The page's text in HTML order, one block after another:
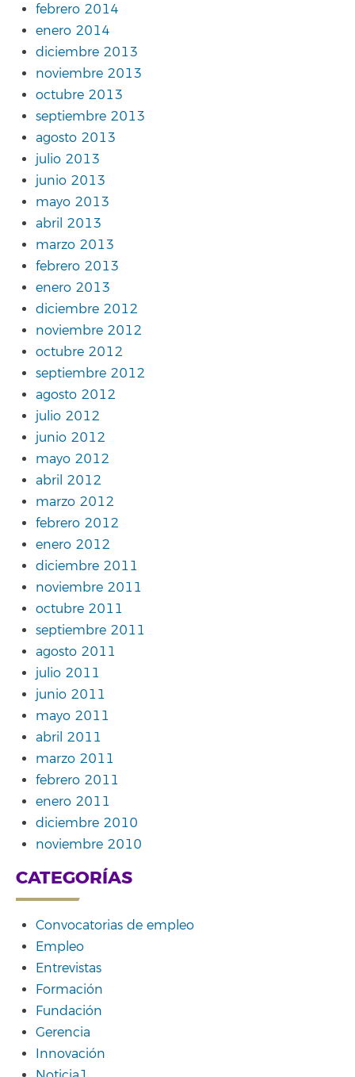
febrero 2014
enero 2014
diciembre 2013
noviembre 2013
octubre 2013
septiembre 2013
agosto 2013
julio 2013
junio 2013
mayo 2013
abril 2013
marzo 2013
febrero 2013
enero 2013
diciembre 2012
noviembre 2012
octubre 2012
septiembre 2012
agosto 2012
julio 2012
junio 2012
mayo 2012
abril 2012
marzo 2012
febrero 2012
enero 2012
diciembre 2011
noviembre 2011
octubre 2011
septiembre 2011
agosto 2011
julio 2011
junio 2011
mayo 2011
abril 2011
marzo 2011
febrero 2011
enero 2011
diciembre 2010
noviembre 2010
CATEGORÍAS
Convocatorias de empleo
Empleo
Entrevistas
Formación
Fundación
Gerencia
Innovación